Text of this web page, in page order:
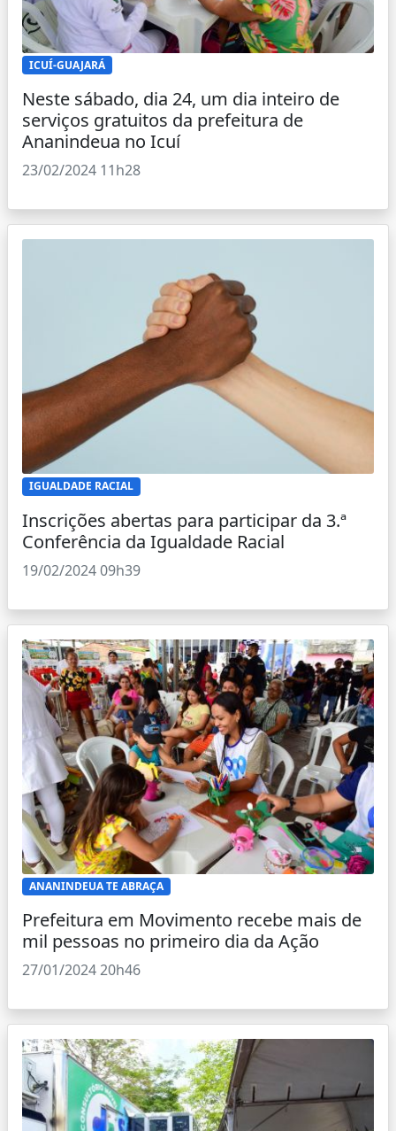
ICUÍ-GUAJARÁ
Neste sábado, dia 24, um dia inteiro de
serviços gratuitos da prefeitura de
Ananindeua no Icuí
23/02/2024 11h28
IGUALDADE RACIAL
Inscrições abertas para participar da 3.ª
Conferência da Igualdade Racial
19/02/2024 09h39
ANANINDEUA TE ABRAÇA
Prefeitura em Movimento recebe mais de
mil pessoas no primeiro dia da Ação
27/01/2024 20h46